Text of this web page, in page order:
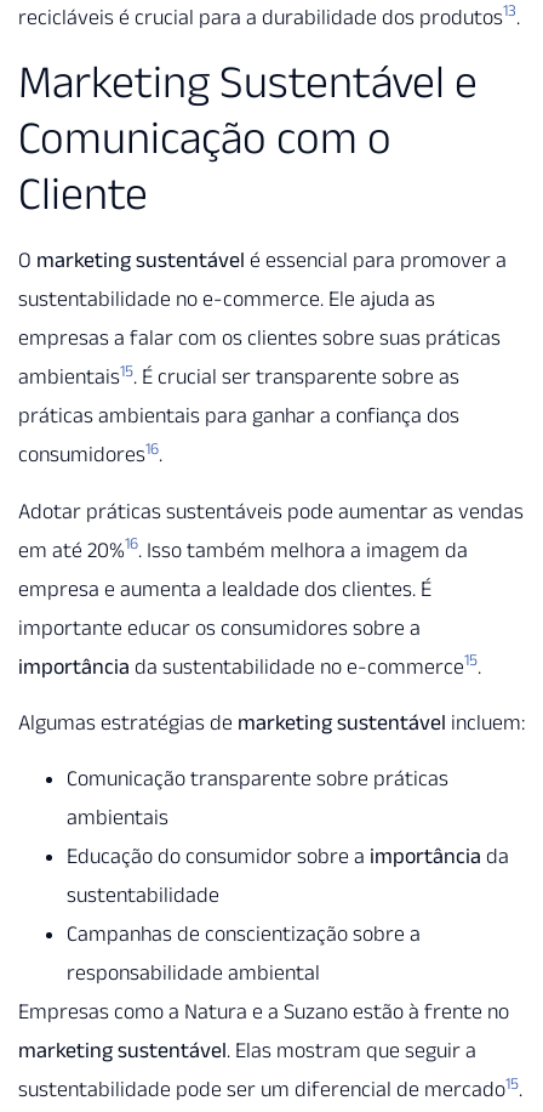
recicláveis é crucial para a durabilidade dos produtos13.
Marketing Sustentável e
Comunicação com o
Cliente
O marketing sustentável é essencial para promover a
sustentabilidade no e-commerce. Ele ajuda as
empresas a falar com os clientes sobre suas práticas
ambientais15. É crucial ser transparente sobre as
práticas ambientais para ganhar a confiança dos
consumidores16.
Adotar práticas sustentáveis pode aumentar as vendas
em até 20%16. Isso também melhora a imagem da
empresa e aumenta a lealdade dos clientes. É
importante educar os consumidores sobre a
importância da sustentabilidade no e-commerce15.
Algumas estratégias de marketing sustentável incluem:
Comunicação transparente sobre práticas
ambientais
Educação do consumidor sobre a importância da
sustentabilidade
Campanhas de conscientização sobre a
responsabilidade ambiental
Empresas como a Natura e a Suzano estão à frente no
marketing sustentável. Elas mostram que seguir a
sustentabilidade pode ser um diferencial de mercado15.